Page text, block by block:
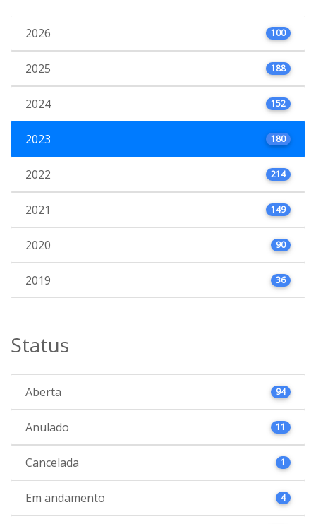
2026 100
2025 188
2024 152
2023 180
2022 214
2021 149
2020 90
2019 36
Status
Aberta 94
Anulado 11
Cancelada 1
Em andamento 4